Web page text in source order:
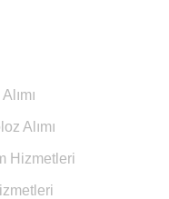
Alımı
Hizmetleri